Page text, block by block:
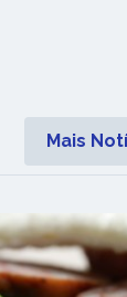
Mais